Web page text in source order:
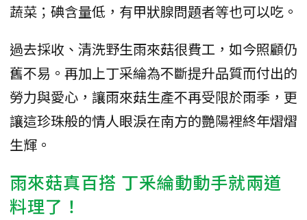
蔬菜；碘含量低，有甲狀腺問題者等也可以吃。
過去採收、清洗野生雨來菇很費工，如今照顧仍
舊不易。再加上丁采綸為不斷提升品質而付出的
勞力與愛心，讓雨來菇生產不再受限於雨季，更
讓這珍珠般的情人眼淚在南方的艷陽裡終年熠熠
生輝。
雨來菇真百搭 丁釆綸動動手就兩道
料理了！